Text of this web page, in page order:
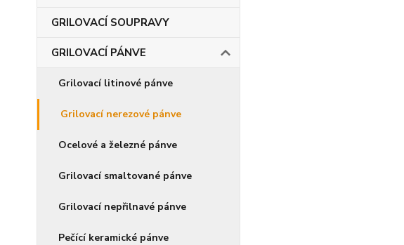
GRILOVACÍ SOUPRAVY
GRILOVACÍ PÁNVE
Grilovací litinové pánve
Grilovací nerezové pánve
Ocelové a železné pánve
Grilovací smaltované pánve
Grilovací nepřilnavé pánve
Pečící keramické pánve